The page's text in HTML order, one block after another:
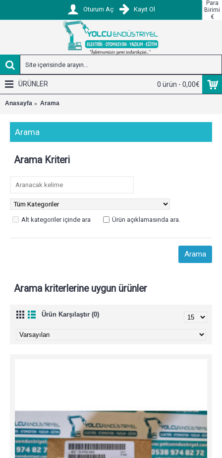
Para
Birimi
€
Oturum Aç Kayıt Ol
0 ürün - 0,00€
ÜRÜNLER
Anasayfa Arama
Arama
Arama Kriteri
Alt kategoriler içinde ara Ürün açıklamasında ara.
Arama kriterlerine uygun ürünler
Ürün Karşılaştır (0)